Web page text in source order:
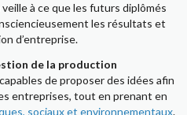
veille à ce que les futurs diplômés
les résultats et
d’entreprise.
de la production
de proposer des idées afin
entreprises, tout en prenant en
sociaux et environnementaux.